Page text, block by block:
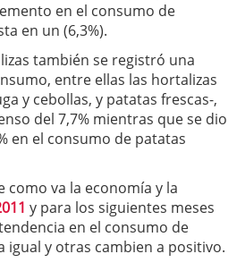
en el consumo de
en un (6,3%).
también se registró una
entre ellas las hortalizas
y cebollas, y patatas frescas-,
del 7,7% mientras que se dio
en el consumo de patatas
va la economía y la
y para los siguientes meses
en el consumo de
igual y otras cambien a positivo.